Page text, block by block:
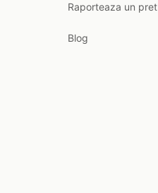
Raporteaza un pret
Blog